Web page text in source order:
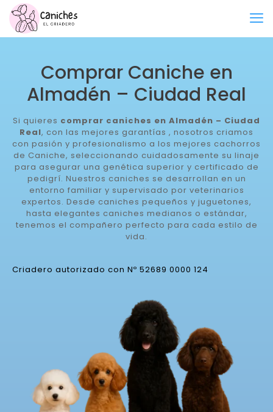
Comprar Caniche en
Almadén – Ciudad Real
Si quieres comprar caniches en Almadén – Ciudad
Real, con las mejores garantías , nosotros criamos
con pasión y profesionalismo a los mejores cachorros
de Caniche, seleccionando cuidadosamente su linaje
para asegurar una genética superior y certificado de
pedigrí. Nuestros caniches se desarrollan en un
entorno familiar y supervisado por veterinarios
expertos. Desde caniches pequeños y juguetones,
hasta elegantes caniches medianos o estándar,
tenemos el compañero perfecto para cada estilo de
vida.
Criadero autorizado con Nº 52689 0000 124